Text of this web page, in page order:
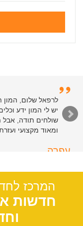
לרפאל שלום, המון
יש לי המון ידע
שולחים תודה,
ומאוד מקצועי
עפרה
לרפאל וצוות
רציני ומהיר. כולי
בזכות הטיפים
המרכז
חדשות